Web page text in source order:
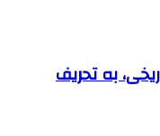
به تحریف